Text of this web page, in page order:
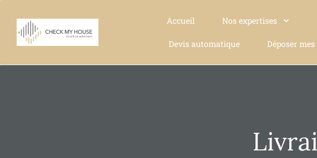
Accueil Nos expertises
Devis automatique Déposer